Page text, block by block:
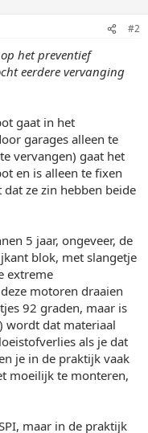
#2
het preventief
eerdere vervanging
gaat in het
garages alleen te
vervangen) gaat het
en is alleen te fixen
ze zin hebben beide
5 jaar, ongeveer, de
blok, met slangetje
extreme
motoren draaien
92 graden, maar is
wordt dat materiaal
als je dat
je in de praktijk vaak
moeilijk te monteren,
maar in de praktijk